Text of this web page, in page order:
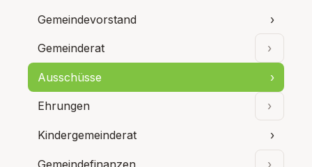
Gemeindevorstand ›
Gemeinderat ›
Ausschüsse
›
Ehrungen ›
Kindergemeinderat
›
Gemeindefinanzen ›